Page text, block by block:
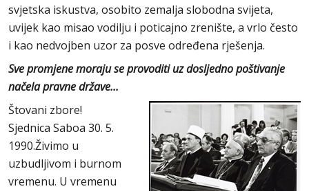
svjetska iskustva, osobito zemalja slobodna svijeta,
uvijek kao misao vodilju i poticajno zrenište, a vrlo često
i kao nedvojben uzor za posve određena rješenja.
Sve promjene moraju se provoditi uz dosljedno poštivanje
načela pravne države...
Štovani zbore!
Sjednica Saboa 30. 5.
1990.Živimo u
uzbudljivom i burnom
vremenu. U vremenu